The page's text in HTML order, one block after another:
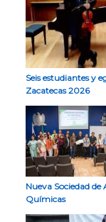
Seis estudiantes y
Zacatecas 2026
Nueva Sociedad
Químicas